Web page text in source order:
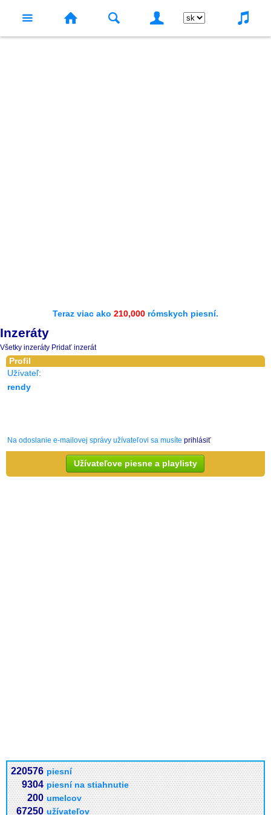
Teraz viac ako 210,000 rómskych piesní.
Inzeráty
Všetky inzeráty Pridať inzerát
Profil
Užívateľ:
rendy
Na odoslanie e-mailovej správy užívateľovi sa musíte prihlásiť
Užívateľove piesne a playlisty
220576 piesní
9304 piesní na stiahnutie
200 umelcov
67250 užívateľov